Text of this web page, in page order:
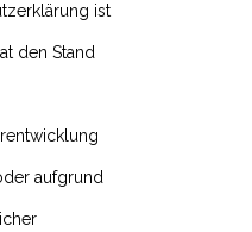
ist
den Stand
aufgrund